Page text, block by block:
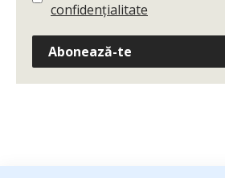
confidențialitate
Abonează-te